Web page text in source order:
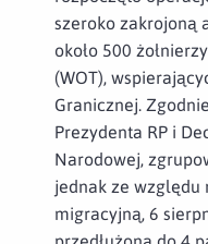
szeroko zakrojoną
około 500
(WOT),
Granicznej.
Prezydenta RP i
Narodowej,
jednak ze względu
migracyjną, 6